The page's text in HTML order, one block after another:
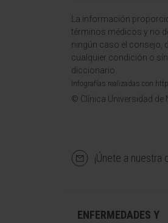
La información
términos médicos y no
ningún caso el consejo,
cualquier condición o
diccionario.
Infografías realizadas con
© Clínica Universidad de
¡Únete a nuestra
ENFERMEDADES Y